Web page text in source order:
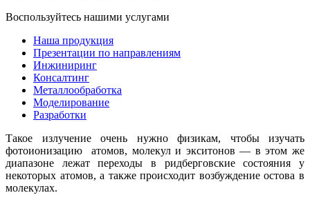
Воспользуйтесь нашими услугами
Наша продукция
Презентации по направлениям
Инжиниринг
Консалтинг
Металлообработка
Моделирование
Разработки
Такое излучение очень нужно физикам, чтобы изучать
фотоионизациюатомов, молекули экситонов — в этом же
диапазоне лежатпереходы в ридберговские состояния у
некоторых атомов, а также происходит возбуждение остова в
молекулах.